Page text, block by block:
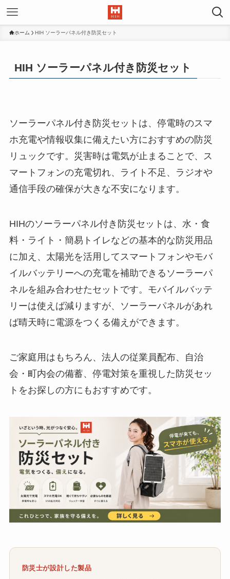
ホーム HIH ソーラーパネル付き防災セット
HIH ソーラーパネル付き防災セット
ソーラーパネル付き防災セットは、停電時のスマ
ホ充電や情報収集に備えたい方におすすめの防災
リュックです。災害時は電気が止まることで、ス
マートフォンの充電切れ、ライト不足、ラジオや
通信手段の確保が大きな不安になります。
HIHのソーラーパネル付き防災セットは、水・食
料・ライト・簡易トイレなどの基本的な防災用品
に加え、太陽光を活用してスマートフォンやモバ
イルバッテリーへの充電を補助できるソーラーパ
ネルを組み合わせたセットです。モバイルバッテ
リーは使えば減りますが、ソーラーパネルがあれ
ば晴天時に電源をつくる備えができます。
ご家庭用はもちろん、法人の従業員配布、自治
会・町内会の備蓄、停電対策を重視した防災セッ
トをお探しの方にもおすすめです。
防災士が設計した製品